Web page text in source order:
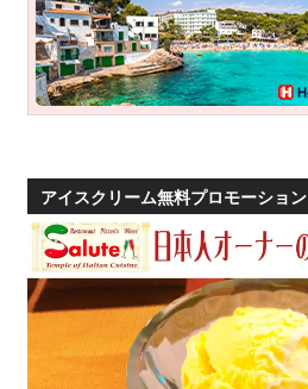
アイスクリーム無料プロモーション